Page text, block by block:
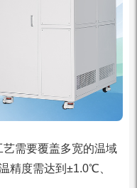
艺需要覆盖多宽的温域
精度需达到±1.0℃、